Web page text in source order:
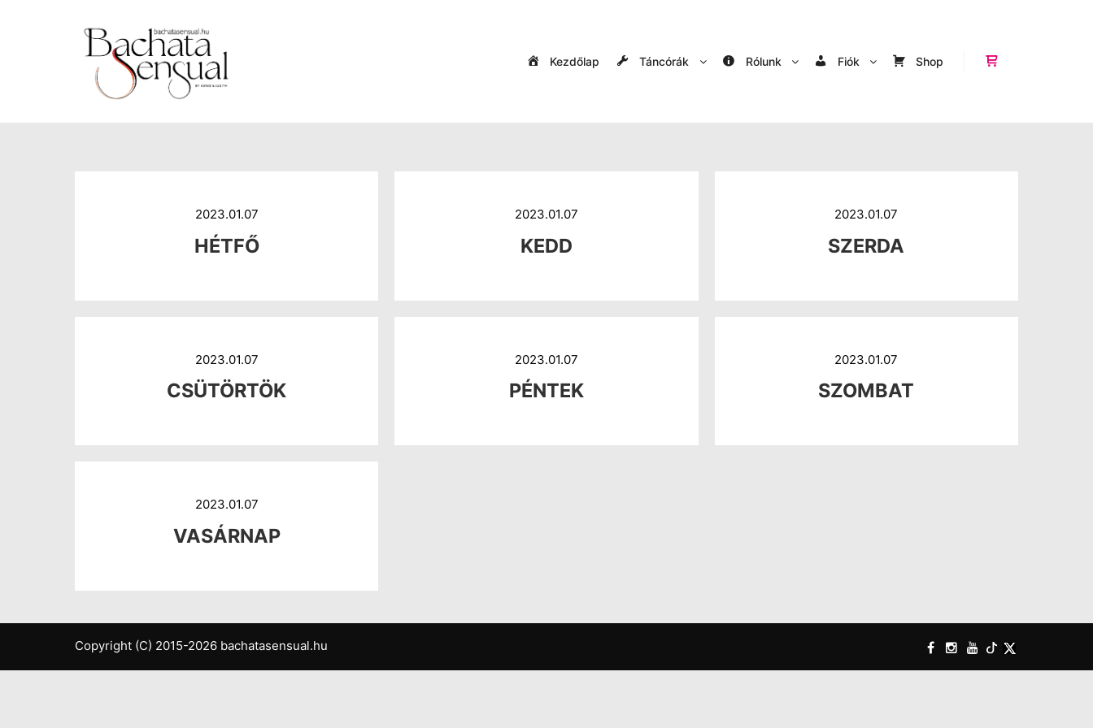
Kezdőlap Táncórák Rólunk Fiók Shop
2023.01.07
HÉTFŐ
2023.01.07
KEDD
2023.01.07
SZERDA
2023.01.07
CSÜTÖRTÖK
2023.01.07
PÉNTEK
2023.01.07
SZOMBAT
2023.01.07
VASÁRNAP
Copyright (C) 2015-2026 bachatasensual.hu